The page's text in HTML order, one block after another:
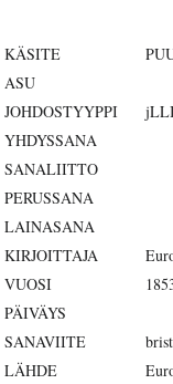
KÄSITE
ASU
JOHDOSTYYPPI
YHDYSSANA
SANALIITTO
PERUSSANA
LAINASANA
KIRJOITTAJA
VUOSI
PÄIVÄYS
SANAVIITE
LÄHDE